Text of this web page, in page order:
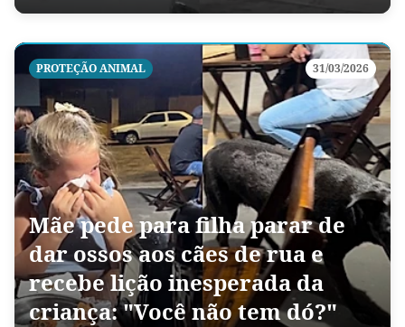
PROTEÇÃO ANIMAL 31/03/2026
Mãe pede para filha parar de
dar ossos aos cães de rua e
recebe lição inesperada da
criança: "Você não tem dó?"